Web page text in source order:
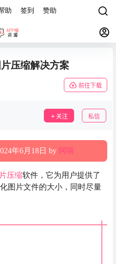
助 签到 赞助
压缩解决方案
前往下载
关注 私信
年6月18日 by 阿喵
压缩软件，它为用户提供了
图片文件的大小，同时尽量